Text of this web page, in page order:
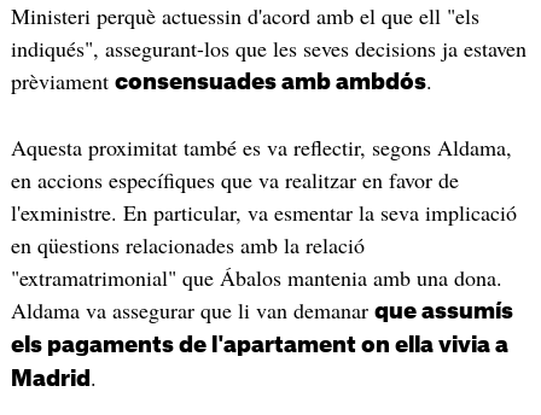
Ministeri perquè actuessin d'acord amb el que ell "els
indiqués", assegurant-los que les seves decisions ja estaven
prèviament consensuades amb ambdós.
Aquesta proximitat també es va reflectir, segons Aldama,
en accions específiques que va realitzar en favor de
l'exministre. En particular, va esmentar la seva implicació
en qüestions relacionades amb la relació
"extramatrimonial" que Ábalos mantenia amb una dona.
Aldama va assegurar que li van demanar que assumís
els pagaments de l'apartament on ella vivia a
Madrid .